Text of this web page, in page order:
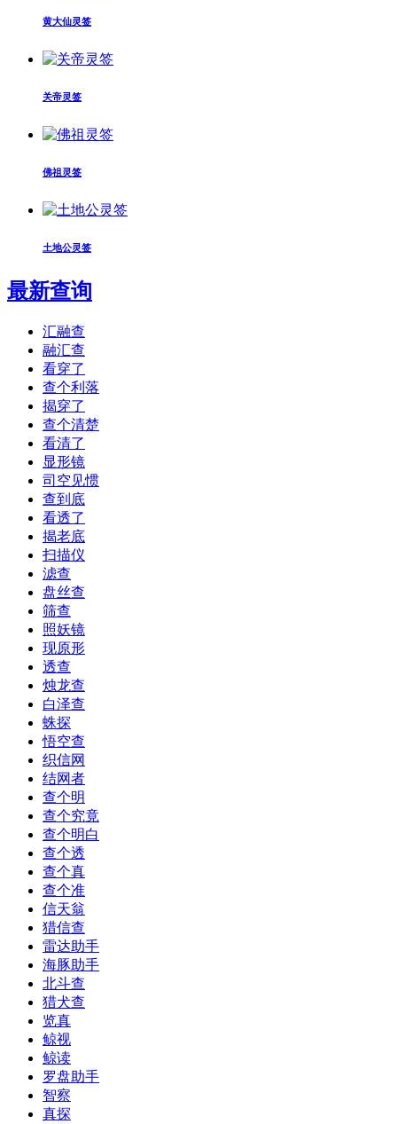
黄大仙灵签
关帝灵签
佛祖灵签
土地公灵签
最新查询
汇融查
融汇查
看穿了
查个利落
揭穿了
查个清楚
看清了
显形镜
司空见惯
查到底
看透了
揭老底
扫描仪
滤查
盘丝查
筛查
照妖镜
现原形
透查
烛龙查
白泽查
蛛探
悟空查
织信网
结网者
查个明
查个究竟
查个明白
查个透
查个真
查个准
信天翁
猎信查
雷达助手
海豚助手
北斗查
猎犬查
览真
鲸视
鲸读
罗盘助手
智察
真探